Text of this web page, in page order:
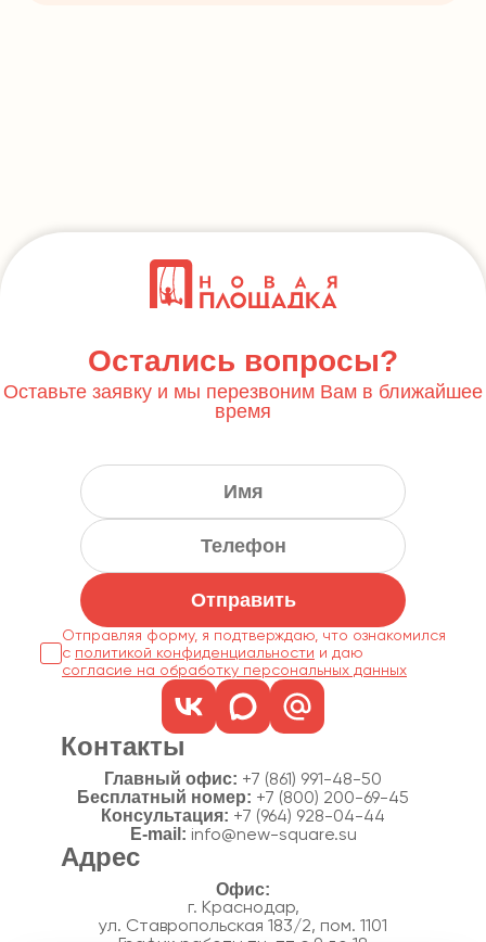
Остались вопросы?
Оставьте заявку и мы перезвоним Вам в ближайшее
время
Отправить
Отправляя форму, я подтверждаю, что ознакомился
с политикой конфиденциальности
согласие на обработку персональных данных
Контакты
Главный офис: +7 (861) 991-48-50
Бесплатный номер: +7 (800) 200-69-45
Консультация: +7 (964) 928-04-44
E-mail: info@new-square.su
Адрес
г. Краснодар,
ул. Ставропольская 183/2, пом. 1101